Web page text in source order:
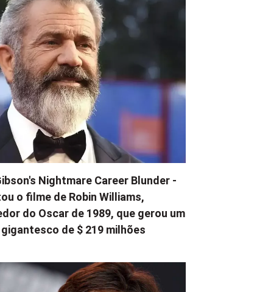
Nightmare Career Blunder -
o filme de Robin Williams,
do Oscar de 1989, que gerou um
gigantesco de $ 219 milhões